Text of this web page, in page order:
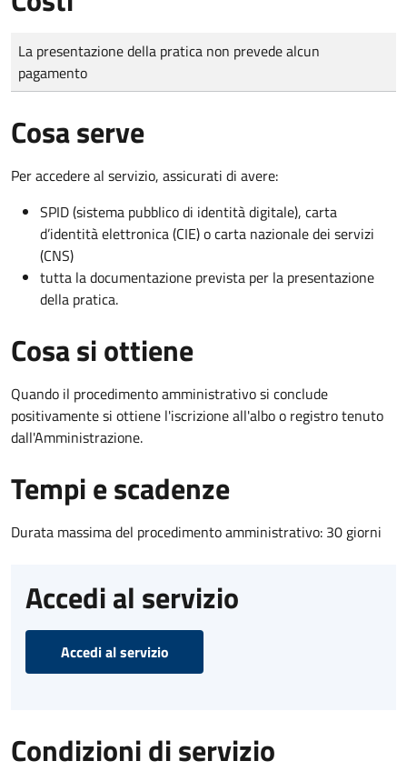
Tipo di pagamento
Importo
La presentazione della pratica non prevede alcun
pagamento
Cosa serve
Per accedere al servizio, assicurati di avere:
SPID (sistema pubblico di identità digitale), carta
d’identità elettronica (CIE) o carta nazionale dei servizi
(CNS)
tutta la documentazione prevista per la presentazione
della pratica.
Cosa si ottiene
Quando il procedimento amministrativo si conclude
positivamente si ottiene l'iscrizione all'albo o registro tenuto
dall'Amministrazione.
Tempi e scadenze
Durata massima del procedimento amministrativo: 30 giorni
Accedi al servizio
Accedi al servizio
Condizioni di servizio